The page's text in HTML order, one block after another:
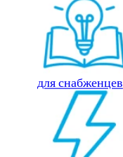
для снабженцев